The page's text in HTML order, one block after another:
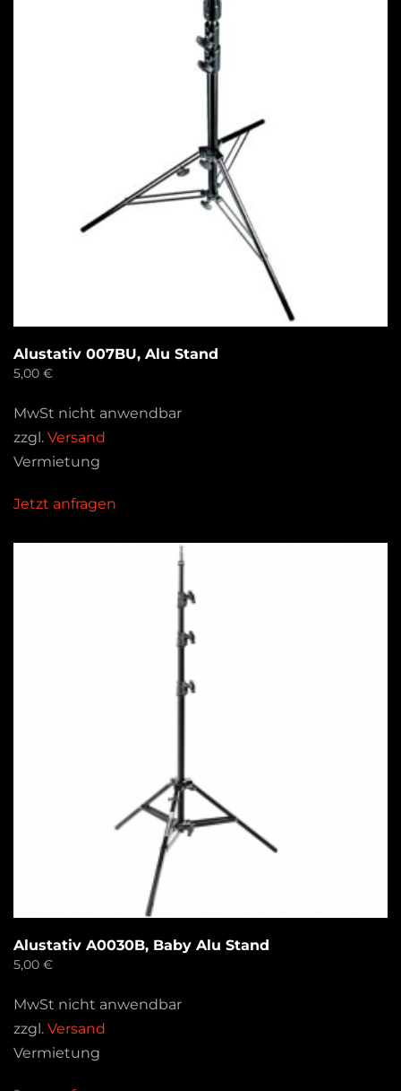
Alustativ 007BU, Alu Stand
5,00 €
MwSt nicht anwendbar
zzgl. Versand
Vermietung
Jetzt anfragen
Alustativ A0030B, Baby Alu Stand
5,00 €
MwSt nicht anwendbar
zzgl. Versand
Vermietung